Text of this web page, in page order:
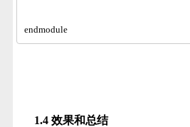
endmodule
1.4 效果和总结